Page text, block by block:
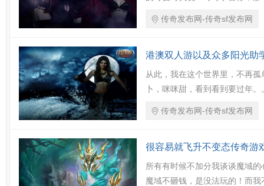
传奇发布网-传奇sf发布网
港澳双人游以及众多阳光助
从此，我在这个世界里，不再
卜，咪咪甜，看到看到要过年
传奇发布网-传奇sf发布网
很容易就飞升不变态传奇游
所有有时候不加分我谈谈魔域
魔域不砸钱，是没法玩的！而